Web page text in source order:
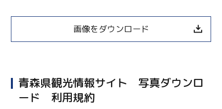
画像をダウンロード
青森県観光情報サイト 写真ダウンロ
ード 利用規約